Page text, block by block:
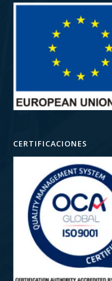
CERTIFICACIONES